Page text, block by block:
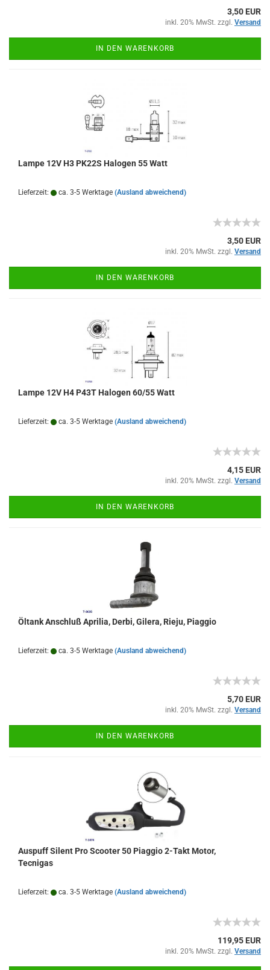
3,50 EUR
inkl. 20% MwSt. zzgl. Versand
IN DEN WARENKORB
Lampe 12V H3 PK22S Halogen 55 Watt
Lieferzeit: ca. 3-5 Werktage (Ausland abweichend)
3,50 EUR
inkl. 20% MwSt. zzgl. Versand
IN DEN WARENKORB
Lampe 12V H4 P43T Halogen 60/55 Watt
Lieferzeit: ca. 3-5 Werktage (Ausland abweichend)
4,15 EUR
inkl. 20% MwSt. zzgl. Versand
IN DEN WARENKORB
Öltank Anschluß Aprilia, Derbi, Gilera, Rieju, Piaggio
Lieferzeit: ca. 3-5 Werktage (Ausland abweichend)
5,70 EUR
inkl. 20% MwSt. zzgl. Versand
IN DEN WARENKORB
Auspuff Silent Pro Scooter 50 Piaggio 2-Takt Motor,
Tecnigas
Lieferzeit: ca. 3-5 Werktage (Ausland abweichend)
119,95 EUR
inkl. 20% MwSt. zzgl. Versand